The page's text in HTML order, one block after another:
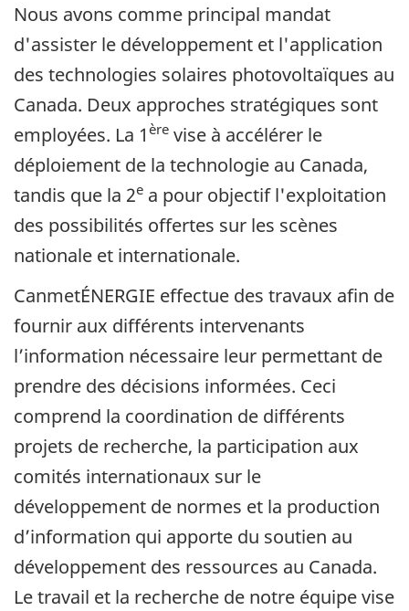
Nous avons comme principal mandat
d'assister le développement et l'application
des technologies solaires photovoltaïques au
Canada. Deux approches stratégiques sont
employées. La 1 ère vise à accélérer le
déploiement de la technologie au Canada,
tandis que la 2e a pour objectif l'exploitation
des possibilités offertes sur les scènes
nationale et internationale.
CanmetÉNERGIE effectue des travaux afin de
fournir aux différents intervenants
l’information nécessaire leur permettant de
prendre des décisions informées. Ceci
comprend la coordination de différents
projets de recherche, la participation aux
comités internationaux sur le
développement de normes et la production
d’information qui apporte du soutien au
développement des ressources au Canada.
Le travail et la recherche de notre équipe vise